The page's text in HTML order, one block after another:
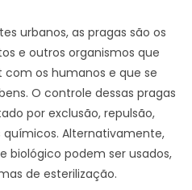
urbanos, as pragas são os
e outros organismos que
os humanos e que se
O controle dessas pragas
por exclusão, repulsão,
Alternativamente,
biológico podem ser usados,
de esterilização.